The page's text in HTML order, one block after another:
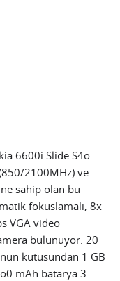
6600i Slide S4o
2100MHz) ve
sahip olan bu
fokuslamalı, 8x
VGA video
bulunuyor. 20
kutusundan 1 GB
mAh batarya 3